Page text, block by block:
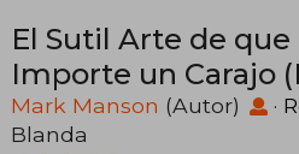
El Sutil Arte de que
Importe un Carajo
Mark Manson (Autor) ·
Blanda